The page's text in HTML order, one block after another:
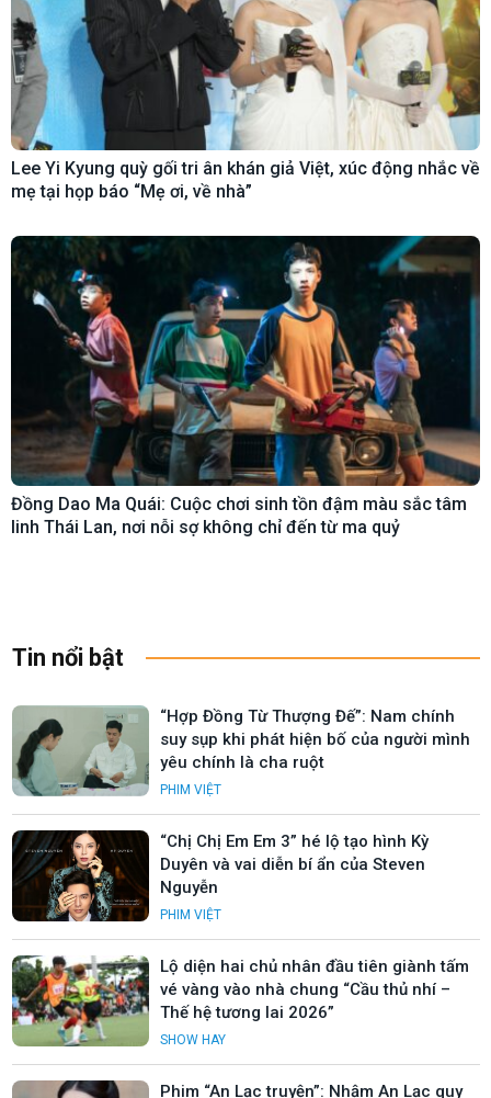
Lee Yi Kyung quỳ gối tri ân khán giả Việt, xúc động nhắc về
mẹ tại họp báo “Mẹ ơi, về nhà”
Đồng Dao Ma Quái: Cuộc chơi sinh tồn đậm màu sắc tâm
linh Thái Lan, nơi nỗi sợ không chỉ đến từ ma quỷ
Tin nổi bật
“Hợp Đồng Từ Thượng Đế”: Nam chính
suy sụp khi phát hiện bố của người mình
yêu chính là cha ruột
PHIM VIỆT
“Chị Chị Em Em 3” hé lộ tạo hình Kỳ
Duyên và vai diễn bí ẩn của Steven
Nguyễn
PHIM VIỆT
Lộ diện hai chủ nhân đầu tiên giành tấm
vé vàng vào nhà chung “Cầu thủ nhí –
Thế hệ tương lai 2026”
SHOW HAY
Phim “An Lạc truyện”: Nhậm An Lạc quy